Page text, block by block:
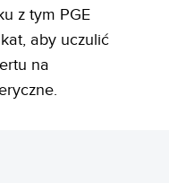
z tym PGE
aby uczulić
na